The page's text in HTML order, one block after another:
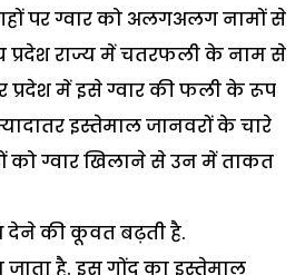
पर ग्वार को अलगअलग नामों से
प्रदेश राज्य में चतरफली के नाम से
प्रदेश में इसे ग्वार की फली के रूप
इस्तेमाल जानवरों के चारे
को ग्वार खिलाने से उन में ताकत
की कूवत बढ़ती है.
जाता है. इस गोंद का इस्तेमाल